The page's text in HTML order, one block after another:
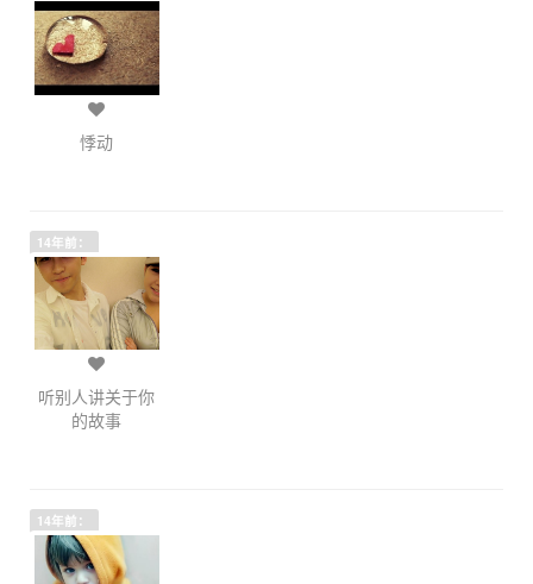
悸动
14年前：
听别人讲关于你
的故事
14年前：